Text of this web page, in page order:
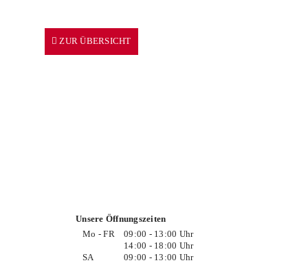
ZUR ÜBERSICHT
Unsere Öffnungszeiten
Mo - FR
09:00 - 13:00 Uhr
14:00 - 18:00 Uhr
SA
09:00 - 13:00 Uhr